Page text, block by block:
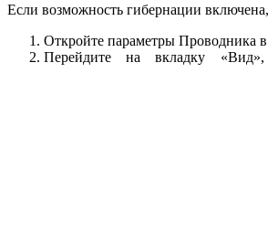
Если возможность гибернации
Откройте параметры Проводника
Перейдите на вкладку